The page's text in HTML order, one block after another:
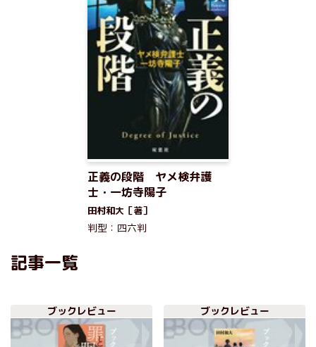
正義の段階 ヤメ検弁護
士・一坊寺陽子
田村和大［著］
判型：四六判
記事一覧
ブックレビュー ブックレビュー